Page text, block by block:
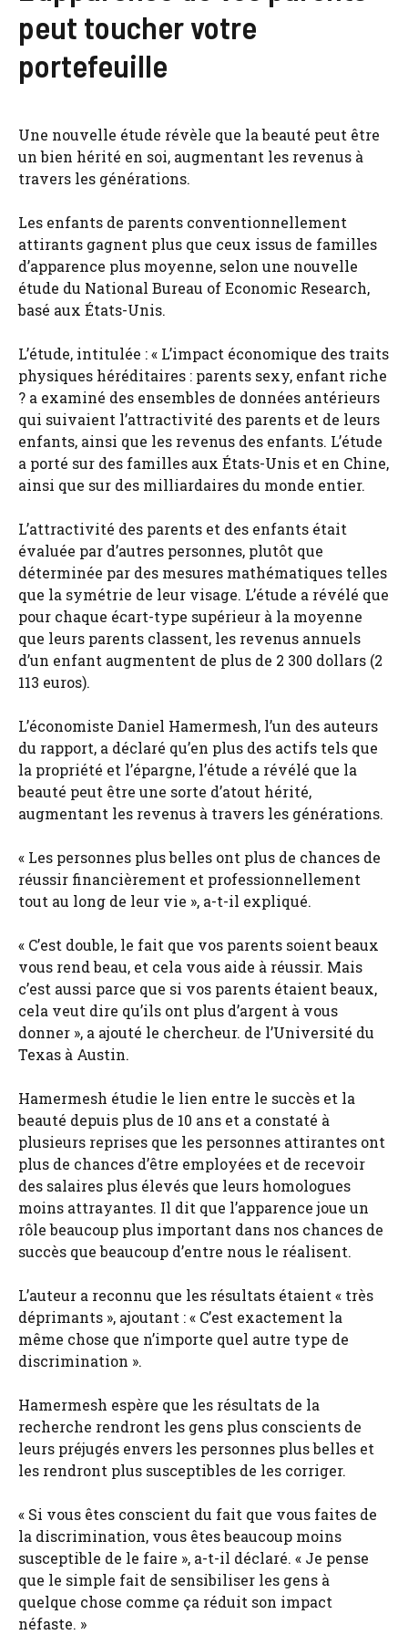
peut toucher votre
portefeuille
Une nouvelle étude révèle que la beauté peut être
un bien hérité en soi, augmentant les revenus à
travers les générations.
Les enfants de parents conventionnellement
attirants gagnent plus que ceux issus de familles
d’apparence plus moyenne, selon une nouvelle
étude du National Bureau of Economic Research,
basé aux États-Unis.
L’étude, intitulée : « L’impact économique des traits
physiques héréditaires : parents sexy, enfant riche
? a examiné des ensembles de données antérieurs
qui suivaient l’attractivité des parents et de leurs
enfants, ainsi que les revenus des enfants. L’étude
a porté sur des familles aux États-Unis et en Chine,
ainsi que sur des milliardaires du monde entier.
L’attractivité des parents et des enfants était
évaluée par d’autres personnes, plutôt que
déterminée par des mesures mathématiques telles
que la symétrie de leur visage. L’étude a révélé que
pour chaque écart-type supérieur à la moyenne
que leurs parents classent, les revenus annuels
d’un enfant augmentent de plus de 2 300 dollars (2
113 euros).
L’économiste Daniel Hamermesh, l’un des auteurs
du rapport, a déclaré qu’en plus des actifs tels que
la propriété et l’épargne, l’étude a révélé que la
beauté peut être une sorte d’atout hérité,
augmentant les revenus à travers les générations.
« Les personnes plus belles ont plus de chances de
réussir financièrement et professionnellement
tout au long de leur vie », a-t-il expliqué.
« C’est double, le fait que vos parents soient beaux
vous rend beau, et cela vous aide à réussir. Mais
c’est aussi parce que si vos parents étaient beaux,
cela veut dire qu’ils ont plus d’argent à vous
donner », a ajouté le chercheur. de l’Université du
Texas à Austin.
Hamermesh étudie le lien entre le succès et la
beauté depuis plus de 10 ans et a constaté à
plusieurs reprises que les personnes attirantes ont
plus de chances d’être employées et de recevoir
des salaires plus élevés que leurs homologues
moins attrayantes. Il dit que l’apparence joue un
rôle beaucoup plus important dans nos chances de
succès que beaucoup d’entre nous le réalisent.
L’auteur a reconnu que les résultats étaient « très
déprimants », ajoutant : « C’est exactement la
même chose que n’importe quel autre type de
discrimination ».
Hamermesh espère que les résultats de la
recherche rendront les gens plus conscients de
leurs préjugés envers les personnes plus belles et
les rendront plus susceptibles de les corriger.
« Si vous êtes conscient du fait que vous faites de
la discrimination, vous êtes beaucoup moins
susceptible de le faire », a-t-il déclaré. « Je pense
que le simple fait de sensibiliser les gens à
quelque chose comme ça réduit son impact
néfaste. »